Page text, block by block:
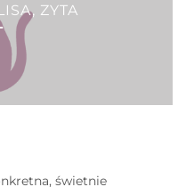
ZYTA
świetnie